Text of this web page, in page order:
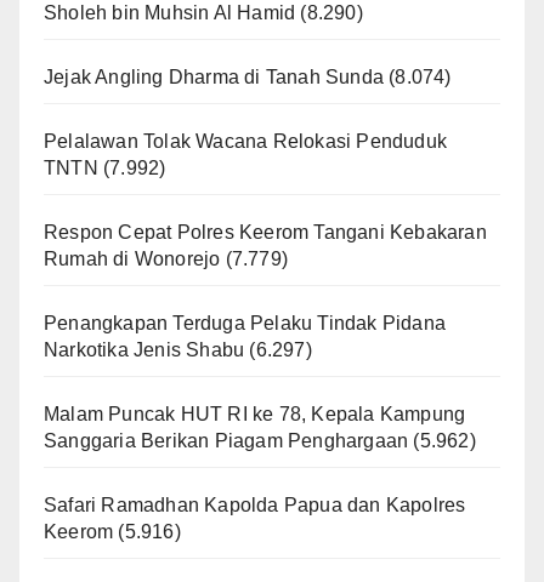
Sholeh bin Muhsin Al Hamid (8.290)
Jejak Angling Dharma di Tanah Sunda (8.074)
Pelalawan Tolak Wacana Relokasi Penduduk
TNTN (7.992)
Respon Cepat Polres Keerom Tangani Kebakaran
Rumah di Wonorejo (7.779)
Penangkapan Terduga Pelaku Tindak Pidana
Narkotika Jenis Shabu (6.297)
Malam Puncak HUT RI ke 78, Kepala Kampung
Sanggaria Berikan Piagam Penghargaan (5.962)
Safari Ramadhan Kapolda Papua dan Kapolres
Keerom (5.916)